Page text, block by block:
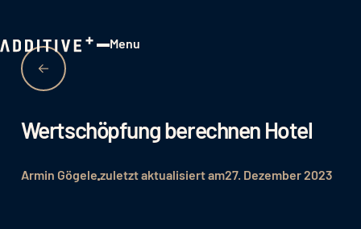
Menu
Wertschöpfung berechnen Hotel
Armin Gögelezuletzt aktualisiert am27. Dezember 2023